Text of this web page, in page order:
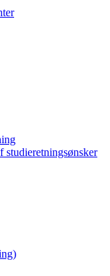
studieretningsønsker